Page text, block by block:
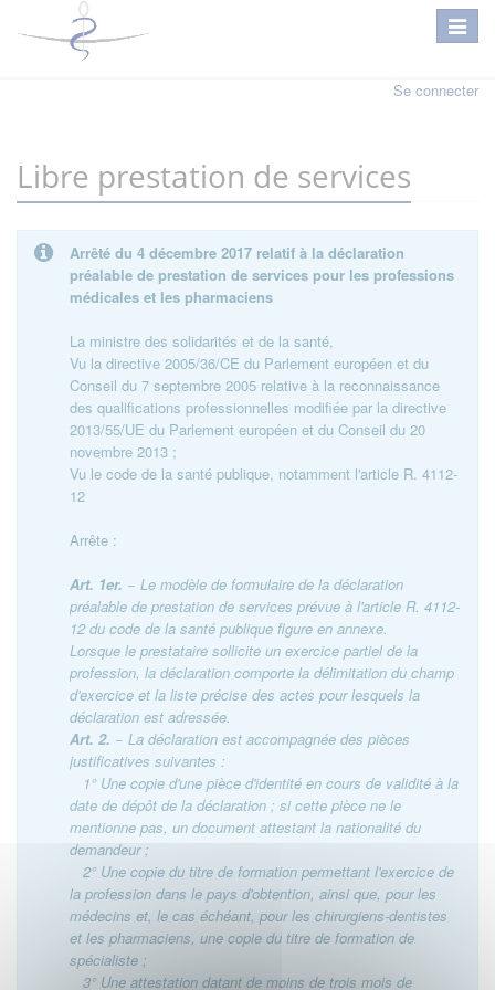
Se connecter
Libre prestation de services
Arrêté du 4 décembre 2017 relatif à la déclaration
préalable de prestation de services pour les professions
médicales et les pharmaciens
La ministre des solidarités et de la santé,
Vu la directive 2005/36/CE du Parlement européen et du
Conseil du 7 septembre 2005 relative à la reconnaissance
des qualifications professionnelles modifiée par la directive
2013/55/UE du Parlement européen et du Conseil du 20
novembre 2013 ;
Vu le code de la santé publique, notamment l'article R. 4112-
12
Arrête :
Art. 1er. − Le modèle de formulaire de la déclaration
préalable de prestation de services prévue à l'article R. 4112-
12 du code de la santé publique figure en annexe.
Lorsque le prestataire sollicite un exercice partiel de la
profession, la déclaration comporte la délimitation du champ
d'exercice et la liste précise des actes pour lesquels la
déclaration est adressée.
Art. 2. − La déclaration est accompagnée des pièces
justificatives suivantes :
1° Une copie d'une pièce d'identité en cours de validité à la
date de dépôt de la déclaration ; si cette pièce ne le
mentionne pas, un document attestant la nationalité du
demandeur ;
2° Une copie du titre de formation permettant l'exercice de
la profession dans le pays d'obtention, ainsi que, pour les
médecins et, le cas échéant, pour les chirurgiens-dentistes
et les pharmaciens, une copie du titre de formation de
spécialiste ;
3° Une attestation datant de moins de trois mois de